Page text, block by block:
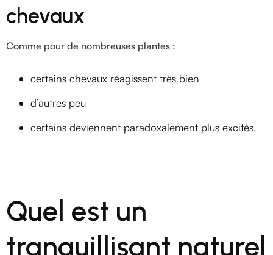
chevaux
Comme pour de nombreuses plantes :
certains chevaux réagissent très bien
d’autres peu
certains deviennent paradoxalement plus excités.
Quel est un
tranquillisant naturel